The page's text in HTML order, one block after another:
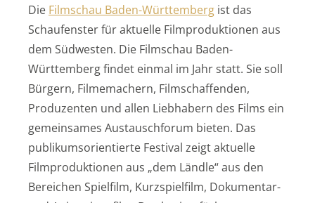
Die Filmschau Baden-Württemberg ist das
Schaufenster für aktuelle Filmproduktionen aus
dem Südwesten. Die Filmschau Baden-
Württemberg findet einmal im Jahr statt. Sie soll
Bürgern, Filmemachern, Filmschaffenden,
Produzenten und allen Liebhabern des Films ein
gemeinsames Austauschforum bieten. Das
publikumsorientierte Festival zeigt aktuelle
Filmproduktionen aus „dem Ländle“ aus den
Bereichen Spielfilm, Kurzspielfilm, Dokumentar-